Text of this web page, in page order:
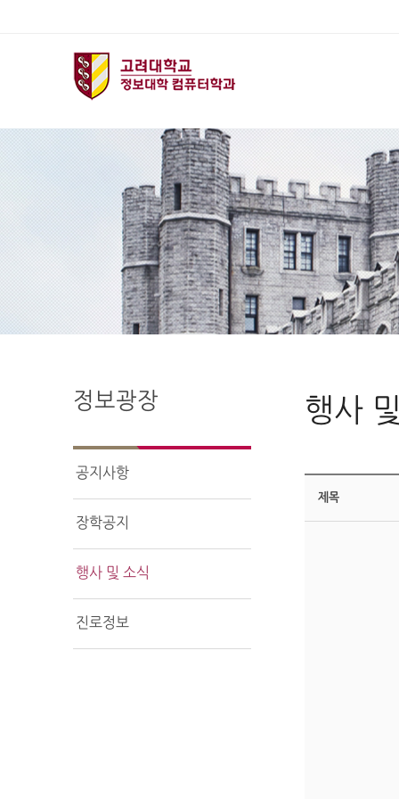
정보광장
공지사항
장학공지
행사 및 소식
진로정보
행사
제목